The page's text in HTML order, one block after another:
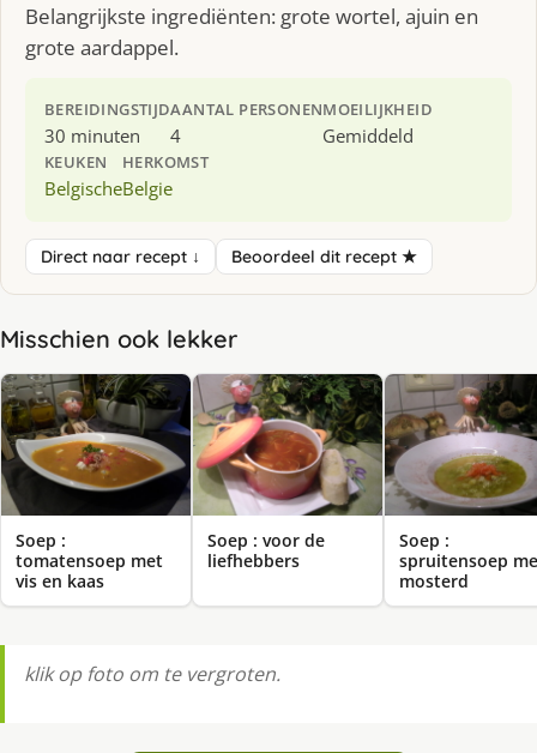
Belangrijkste ingrediënten: grote wortel, ajuin en
grote aardappel.
BEREIDINGSTIJD
30 minuten
AANTAL PERSONEN
4
MOEILIJKHEID
Gemiddeld
KEUKEN
Belgische
HERKOMST
Belgie
Direct naar recept ↓ Beoordeel dit recept ★
Misschien ook lekker
Soep :
tomatensoep met
vis en kaas
Soep : voor de
liefhebbers
Soep :
spruitensoep
mosterd
klik op foto om te vergroten.